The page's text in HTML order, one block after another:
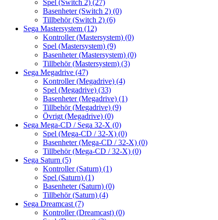
Spel (Switch 2) (27)
Basenheter (Switch 2) (0)
Tillbehör (Switch 2) (6)
Sega Mastersystem (12)
Kontroller (Mastersystem) (0)
Spel (Mastersystem) (9)
Basenheter (Mastersystem) (0)
Tillbehör (Mastersystem) (3)
Sega Megadrive (47)
Kontroller (Megadrive) (4)
Spel (Megadrive) (33)
Basenheter (Megadrive) (1)
Tillbehör (Megadrive) (9)
Övrigt (Megadrive) (0)
Sega Mega-CD / Sega 32-X (0)
Spel (Mega-CD / 32-X) (0)
Basenheter (Mega-CD / 32-X) (0)
Tillbehör (Mega-CD / 32-X) (0)
Sega Saturn (5)
Kontroller (Saturn) (1)
Spel (Saturn) (1)
Basenheter (Saturn) (0)
Tillbehör (Saturn) (4)
Sega Dreamcast (7)
Kontroller (Dreamcast) (0)